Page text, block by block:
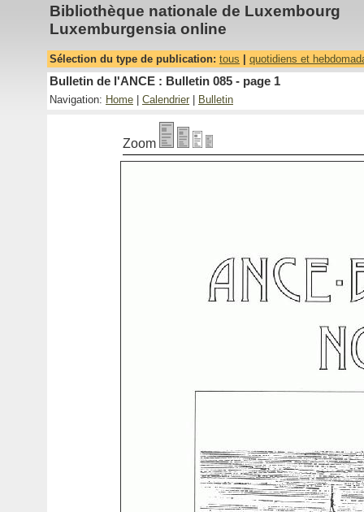
Bibliothèque nationale de Luxembourg
Luxemburgensia online
Sélection du type de publication: tous quotidiens et
Bulletin de l'ANCE : Bulletin 085 - page 1
Navigation: Home Calendrier Bulletin
Zoom